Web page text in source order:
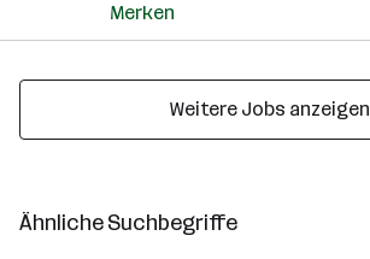
Merken
Weitere Jobs anzeigen
Ähnliche Suchbegriffe